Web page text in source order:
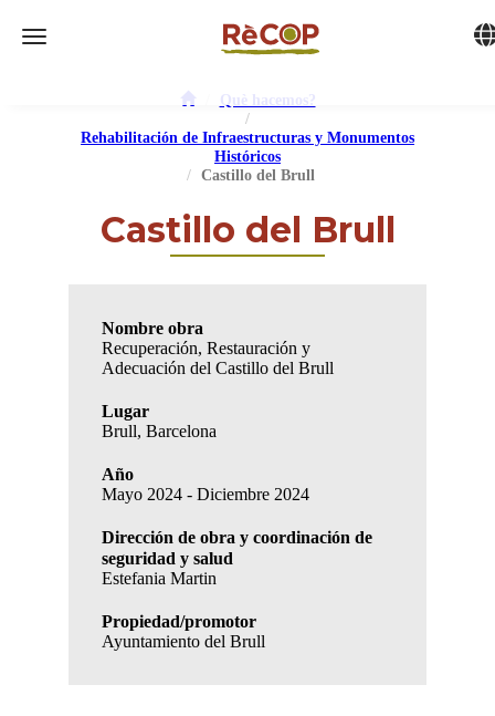
Toggle navigation
Què hacemos?
Rehabilitación de Infraestructuras y Monumentos
Históricos
Castillo del Brull
Castillo del Brull
Nombre obra
Recuperación, Restauración y
Adecuación del Castillo del Brull
Lugar
Brull, Barcelona
Año
Mayo 2024 - Diciembre 2024
Dirección de obra y coordinación de
seguridad y salud
Estefania Martin
Propiedad/promotor
Ayuntamiento del Brull